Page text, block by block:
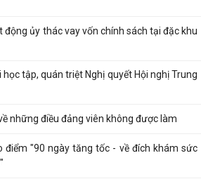
tri ân tại Nghĩa trang Liệt sĩ Đặc khu Cát Hải
Đình Hòa Hy năm 2026